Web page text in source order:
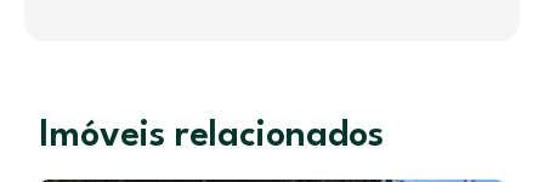
Imóveis relacionados